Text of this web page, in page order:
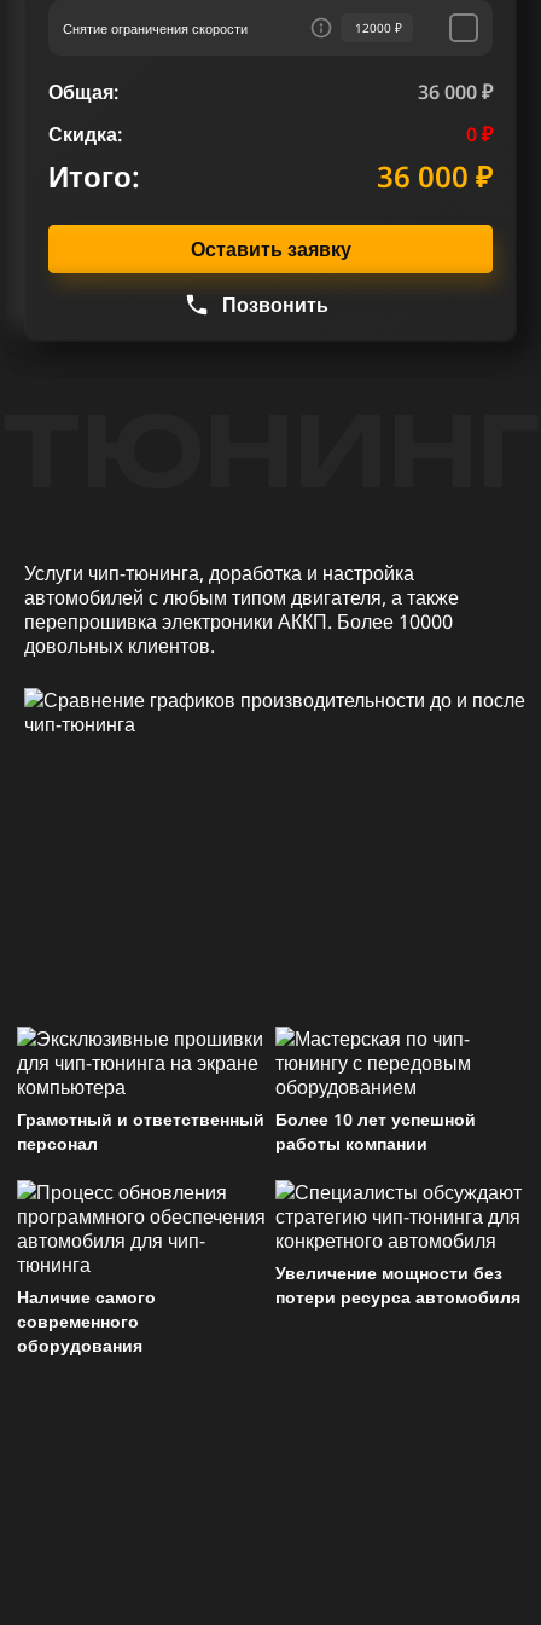
Снятие ограничения скорости 12000 ₽
Общая:
36 000 ₽
Скидка:
0 ₽
Итого: 36 000 ₽
Оставить заявку
Позвонить
Услуги чип-тюнинга, доработка и настройка
автомобилей с любым типом двигателя, а также
перепрошивка электроники АККП. Более 10000
довольных клиентов.
Грамотный и ответственный
персонал
Более 10 лет успешной
работы компании
Наличие самого
современного
оборудования
Увеличение мощности без
потери ресурса автомобиля